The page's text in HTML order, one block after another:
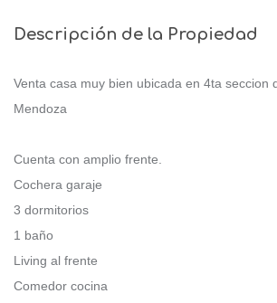
Descripción de la Propiedad
Venta casa muy bien ubicada en 4ta seccion
Mendoza
Cuenta con amplio frente.
Cochera garaje
3 dormitorios
1 baño
Living al frente
Comedor cocina